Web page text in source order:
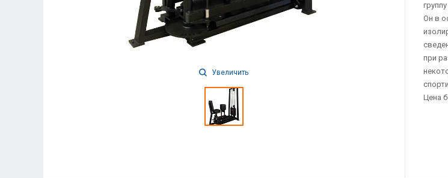
Увеличить
Он в
при
Цена